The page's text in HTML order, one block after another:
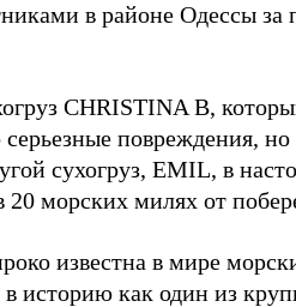
в районе Одессы за
CHRISTINA B,
повреждения,
сухогруз, EMIL, в
морских милях от
известна в мире
историю как один из